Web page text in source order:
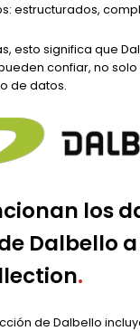
estructurados,
esto significa que
confiar, no solo
de datos.
los
Dalbello
.
de Dalbello